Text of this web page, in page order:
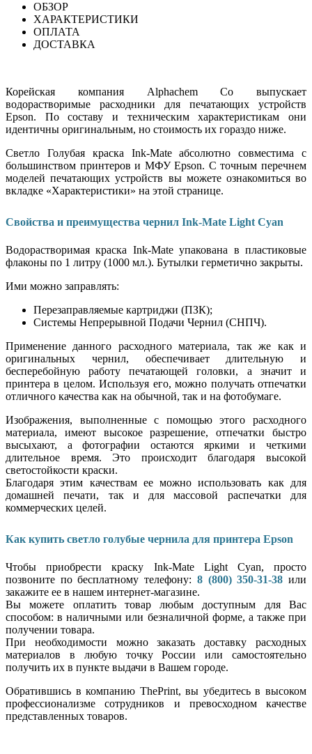
ОБЗОР
ХАРАКТЕРИСТИКИ
ОПЛАТА
ДОСТАВКА
Корейская компания Alphachem Co выпускает
водорастворимые расходники для печатающих устройств
Epson. По составу и техническим характеристикам они
идентичны оригинальным, но стоимость их гораздо ниже.
Светло Голубая краска Ink-Mate абсолютно совместима с
большинством принтеров и МФУ Epson. С точным перечнем
моделей печатающих устройств вы можете ознакомиться во
вкладке «Характеристики» на этой странице.
Свойства и преимущества чернил Ink-Mate Light Cyan
Водорастворимая краска Ink-Mate упакована в пластиковые
флаконы по 1 литру (1000 мл.). Бутылки герметично закрыты.
Ими можно заправлять:
Перезаправляемые картриджи (ПЗК);
Системы Непрерывной Подачи Чернил (СНПЧ).
Применение данного расходного материала, так же как и
оригинальных чернил, обеспечивает длительную и
бесперебойную работу печатающей головки, а значит и
принтера в целом. Используя его, можно получать отпечатки
отличного качества как на обычной, так и на фотобумаге.
Изображения, выполненные с помощью этого расходного
материала, имеют высокое разрешение, отпечатки быстро
высыхают, а фотографии остаются яркими и четкими
длительное время. Это происходит благодаря высокой
светостойкости краски.
Благодаря этим качествам ее можно использовать как для
домашней печати, так и для массовой распечатки для
коммерческих целей.
Как купить светло голубые чернила для принтера Epson
Чтобы приобрести краску Ink-Mate Light Cyan, просто
позвоните по бесплатному телефону: 8 (800) 350-31-38 или
закажите ее в нашем интернет-магазине.
Вы можете оплатить товар любым доступным для Вас
способом: в наличными или безналичной форме, а также при
получении товара.
При необходимости можно заказать доставку расходных
материалов в любую точку России или самостоятельно
получить их в пункте выдачи в Вашем городе.
Обратившись в компанию ThePrint, вы убедитесь в высоком
профессионализме сотрудников и превосходном качестве
представленных товаров.